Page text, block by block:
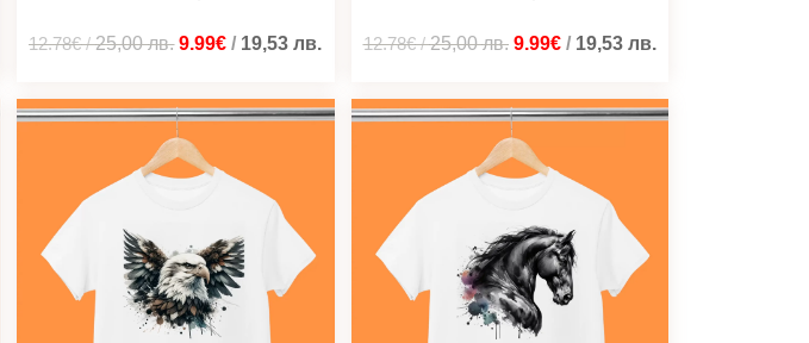
12.78€/25,00лв. 9.99€ / 19,53лв. 12.78€/25,00лв. 9.99€/ 19,53 лв.